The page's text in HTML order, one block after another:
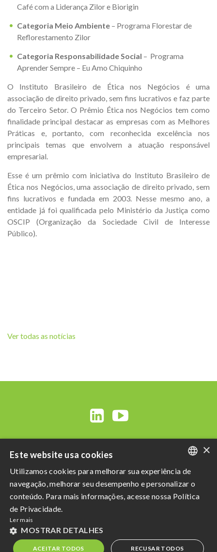
Café com a Liderança Zilor e Biorigin
Categoria Meio Ambiente – Programa Florestar de
Reflorestamento Zilor
Categoria Responsabilidade Social – Programa
Aprender Sempre – Eu Amo Chiquinho
O Instituto Brasileiro de Ética nos Negócios é uma
associação de direito privado, sem fins lucrativos e faz parte
do Terceiro Setor. O Prêmio Ética nos Negócios tem como
finalidade principal destacar as empresas com as Melhores
Práticas e, portanto, com reconhecida excelência nos
principais temas que envolvem a atuação responsável
empresarial.
Esse é um prêmio com iniciativa do Instituto Brasileiro de
Ética nos Negócios, uma associação de direito privado, sem
fins lucrativos e fundada em 2003. Nesse mesmo ano, a
entidade já foi qualificada pelo Ministério da Justiça como
OSCIP (Organização da Sociedade Civil de Interesse
Público).
Ver todas as notícias
Razão Social: Açucareira Quatá S.A
CNPJ da Matriz: 60.855.574/0001-73
Política de Privacidade
Powered by MZ
PORTUGUESE
ENGLISH
×
Este website usa cookies
Utilizamos cookies para melhorar sua experiência de
navegação, melhorar seu desempenho e personalizar o
conteúdo. Para mais informações, acesse nossa Política
de Privacidade.
Ler mais
MOSTRAR DETALHES
ACEITAR TODOS RECUSAR TODOS